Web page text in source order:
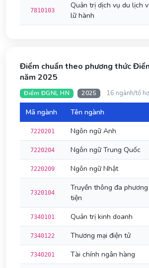
7810103
Quản trị dịch vụ du lịch
lữ hành
Điểm chuẩn theo phương thức
năm 2025
Điểm ĐGNL HN 2025 16 ngành/tổ
Mã ngành Tên ngành
7220201 Ngôn ngữ Anh
7220204 Ngôn ngữ Trung Quốc
7220209 Ngôn ngữ Nhật
7320104
Truyền thông đa phương
tiện
7340101 Quản trị kinh doanh
7340122 Thương mại điện tử
7340201 Tài chính ngân hàng